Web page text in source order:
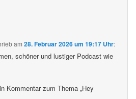
am28. Februar 2026 um 19:17 Uhr:
schöner und lustiger Podcast wie
Kommentar zum Thema „Hey